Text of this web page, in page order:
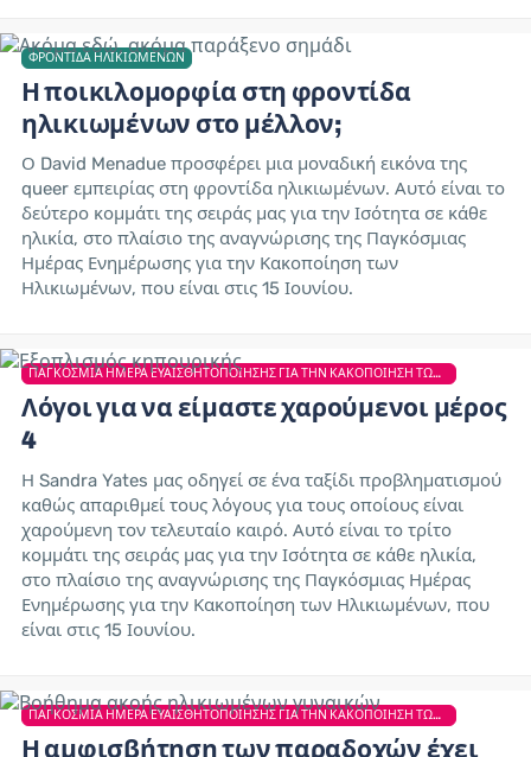
ΦΡΟΝΤΊΔΑ ΗΛΙΚΙΩΜΈΝΩΝ
Η ποικιλομορφία στη φροντίδα
ηλικιωμένων στο μέλλον;
Ο David Menadue προσφέρει μια μοναδική εικόνα της
queer εμπειρίας στη φροντίδα ηλικιωμένων. Αυτό είναι το
δεύτερο κομμάτι της σειράς μας για την Ισότητα σε κάθε
ηλικία, στο πλαίσιο της αναγνώρισης της Παγκόσμιας
Ημέρας Ενημέρωσης για την Κακοποίηση των
Ηλικιωμένων, που είναι στις 15 Ιουνίου.
ΠΑΓΚΌΣΜΙΑ ΗΜΈΡΑ ΕΥΑΙΣΘΗΤΟΠΟΊΗΣΗΣ ΓΙΑ ΤΗΝ ΚΑΚΟΠΟΊΗΣΗ ΤΩΝ ΗΛΙΚΙΩΜΈΝΩΝ
Λόγοι για να είμαστε χαρούμενοι μέρος
4
Η Sandra Yates μας οδηγεί σε ένα ταξίδι προβληματισμού
καθώς απαριθμεί τους λόγους για τους οποίους είναι
χαρούμενη τον τελευταίο καιρό. Αυτό είναι το τρίτο
κομμάτι της σειράς μας για την Ισότητα σε κάθε ηλικία,
στο πλαίσιο της αναγνώρισης της Παγκόσμιας Ημέρας
Ενημέρωσης για την Κακοποίηση των Ηλικιωμένων, που
είναι στις 15 Ιουνίου.
ΠΑΓΚΌΣΜΙΑ ΗΜΈΡΑ ΕΥΑΙΣΘΗΤΟΠΟΊΗΣΗΣ ΓΙΑ ΤΗΝ ΚΑΚΟΠΟΊΗΣΗ ΤΩΝ ΗΛΙΚΙΩΜΈΝΩΝ
Η αμφισβήτηση των παραδοχών έχει